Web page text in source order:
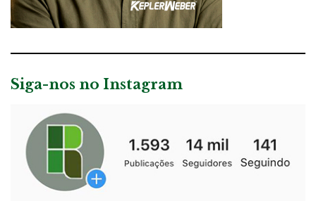
Siga-nos no Instagram